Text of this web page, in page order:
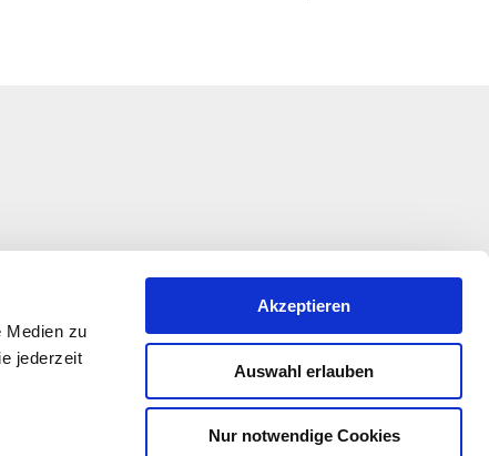
Medien zu
jederzeit
Akzeptieren
Auswahl erlauben
Nur notwendige Cookies